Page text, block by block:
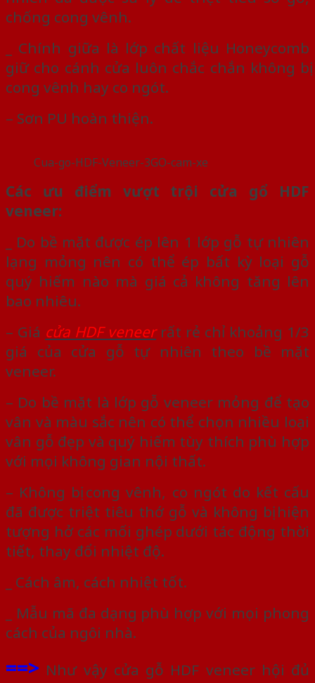
chống cong vênh.
_ Chính giữa là lớp chất liệu Honeycomb
giữ cho cánh cửa luôn chắc chắn không bị
cong vênh hay co ngót.
– Sơn PU hoàn thiện.
Cua-go-HDF-Veneer-3GO-cam-xe
Các ưu điểm vượt trội cửa gổ HDF
veneer:
_ Do bề mặt được ép lên 1 lớp gỗ tự nhiên
lạng mỏng nên có thể ép bất kỳ loại gỗ
quý hiếm nào mà giá cả không tăng lên
bao nhiêu.
– Giá cửa HDF veneerrất rẻ chỉ khoảng 1/3
giá của cửa gỗ tự nhiên theo bề mặt
veneer.
– Do bề mặt là lớp gỗ veneer mỏng để tạo
vân và màu sắc nên có thể chọn nhiều loại
vân gỗ đẹp và quý hiếm tùy thích phù hợp
với mọi không gian nội thất.
– Không bị cong vênh, co ngót do kết cấu
đã được triệt tiêu thớ gỗ và không bị hiện
tượng hở các mối ghép dưới tác động thời
tiết, thay đổi nhiệt độ.
_ Cách âm, cách nhiệt tốt.
_ Mẫu mã đa dạng phù hợp với mọi phong
cách của ngôi nhà.
==> Như vậy cửa gỗ HDF veneer hội đủ